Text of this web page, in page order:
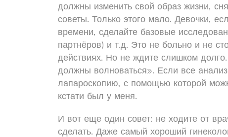
должны изменить свой образ жизни,
советы. Только этого мало. Девочки,
времени, сделайте базовые
партнёров) и т.д. Это не больно и не
действиях. Но не ждите слишком
должны волноваться». Если все
лапароскопию, с помощью которой
кстати был у меня.
И вот еще один совет: не ходите от
сделать. Даже самый хороший